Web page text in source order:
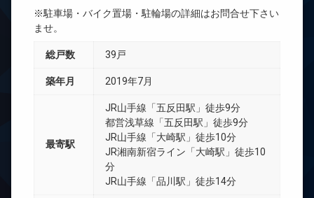
※駐車場・バイク置場・駐輪場の詳細はお問合せ下さい
ませ。
総戸数 39戸
築年月 2019年7月
最寄駅
JR山手線「五反田駅」徒歩9分
都営浅草線「五反田駅」徒歩9分
JR山手線「大崎駅」徒歩10分
JR湘南新宿ライン「大崎駅」徒歩10
分
JR山手線「品川駅」徒歩14分